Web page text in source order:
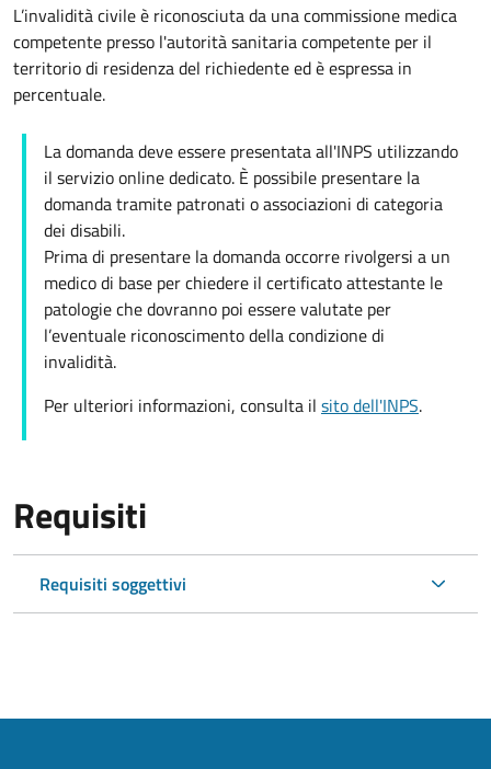
L’invalidità civile è riconosciuta da una commissione medica
competente presso l'autorità sanitaria competente per il
territorio di residenza del richiedente ed è espressa in
percentuale.
La domanda deve essere presentata all'INPS utilizzando
il servizio online dedicato. È possibile presentare la
domanda tramite patronati o associazioni di categoria
dei disabili.
Prima di presentare la domanda occorre rivolgersi a un
medico di base per chiedere il certificato attestante le
patologie che dovranno poi essere valutate per
l’eventuale riconoscimento della condizione di
invalidità.
Per ulteriori informazioni, consulta il sito dell'INPS.
Requisiti
Requisiti soggettivi